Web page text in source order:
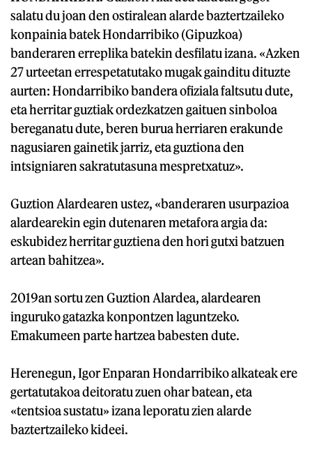
salatu du joan den ostiralean alarde baztertzaileko
konpainia batek Hondarribiko (Gipuzkoa)
banderaren erreplika batekin desfilatu izana. «Azken
27 urteetan errespetatutako mugak gainditu dituzte
aurten: Hondarribiko bandera ofiziala faltsutu dute,
eta herritar guztiak ordezkatzen gaituen sinboloa
bereganatu dute, beren burua herriaren erakunde
nagusiaren gainetik jarriz, eta guztiona den
intsigniaren sakratutasuna mespretxatuz».
Guztion Alardearen ustez, «banderaren usurpazioa
alardearekin egin dutenaren metafora argia da:
eskubidez herritar guztiena den hori gutxi batzuen
artean bahitzea».
2019an sortu zen Guztion Alardea, alardearen
inguruko gatazka konpontzen laguntzeko.
Emakumeen parte hartzea babesten dute.
Herenegun, Igor Enparan Hondarribiko alkateak ere
gertatutakoa deitoratu zuen ohar batean, eta
«tentsioa sustatu» izana leporatu zien alarde
baztertzaileko kideei.